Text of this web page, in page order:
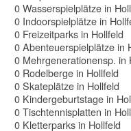
0 Wasserspielplätze in
0 Indoorspielplätze in
0 Freizeitparks in Hollfeld
0 Abenteuerspielplätze in
0 Mehrgenerationensp. in
0 Rodelberge in Hollfeld
0 Skateplätze in Hollfeld
0 Kindergeburtstage in
0 Tischtennisplatten in
0 Kletterparks in Hollfeld